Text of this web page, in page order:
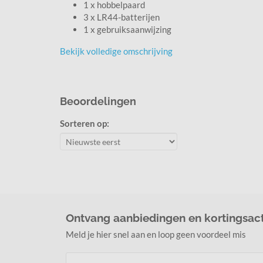
1 x hobbelpaard
3 x LR44-batterijen
1 x gebruiksaanwijzing
Bekijk volledige omschrijving
Beoordelingen
Sorteren op:
Ontvang aanbiedingen en
Meld je hier snel aan en loop geen voordeel mis